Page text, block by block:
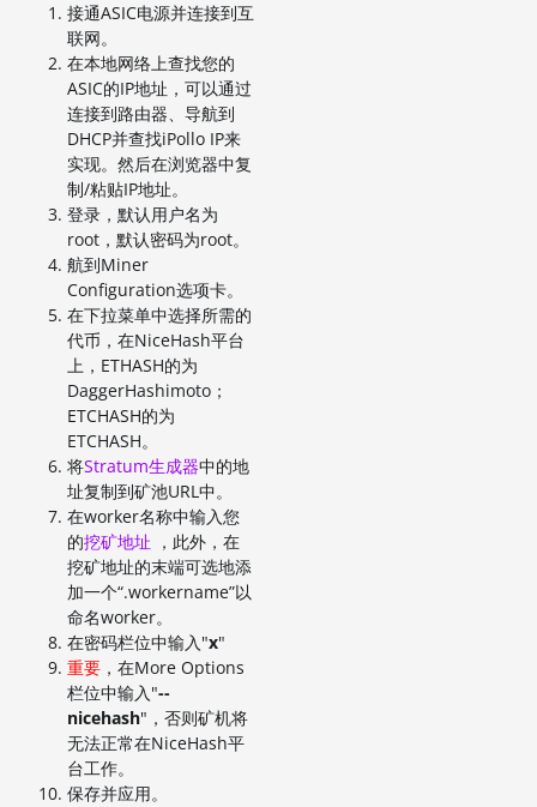
接通ASIC电源并连接到互
联网。
在本地网络上查找您的
ASIC的IP地址，可以通过
连接到路由器、导航到
DHCP并查找iPollo IP来
实现。然后在浏览器中复
制/粘贴IP地址。
登录，默认用户名为
root，默认密码为root。
航到Miner
Configuration选项卡。
在下拉菜单中选择所需的
代币，在NiceHash平台
上，ETHASH的为
DaggerHashimoto；
ETCHASH的为
ETCHASH。
将Stratum生成器中的地
址复制到矿池URL中。
在worker名称中输入您
的挖矿地址 ，此外，在
挖矿地址的末端可选地添
加一个“.workername”以
命名worker。
在密码栏位中输入"x"
重要 ，在More Options
栏位中输入"--
nicehash"，否则矿机将
无法正常在NiceHash平
台工作。
保存并应用。